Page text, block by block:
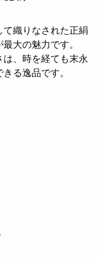
織りなされた正絹
大の魅力です。
、時を経ても末永
る逸品です。